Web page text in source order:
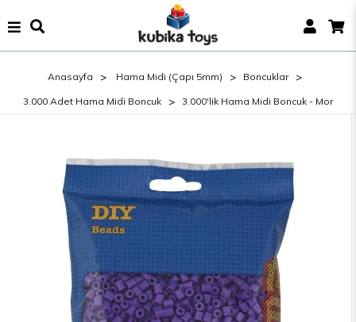
Anasayfa Hama Midi (Çapı 5mm) Boncuklar
3.000 Adet Hama Midi Boncuk 3.000'lik Hama Midi Boncuk - Mor